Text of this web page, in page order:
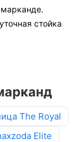
стойка
The Royal
Elite